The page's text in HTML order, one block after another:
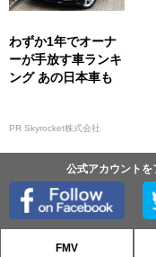
わずか1年でオーナ
ーが手放す車ランキ
ング あの日本車も
PR Skyrocket株式会社
公式アカウントを
FMV